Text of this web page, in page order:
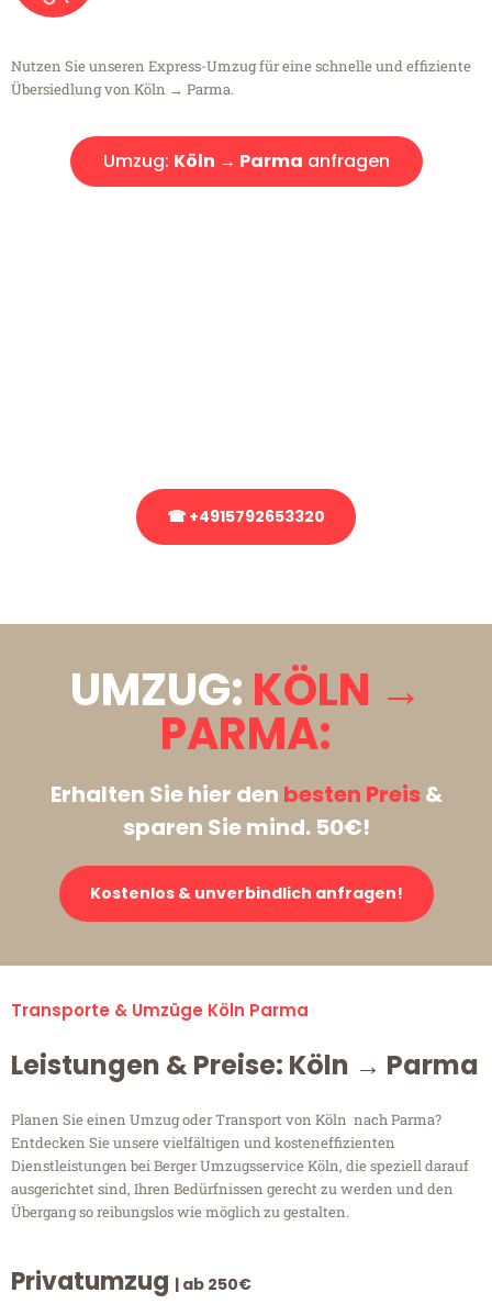
Nutzen Sie unseren Express-Umzug für eine schnelle und effiziente
Übersiedlung von Köln → Parma.
Umzug: Köln → Parma anfragen
☎ +4915792653320
UMZUG: KÖLN →
PARMA:
Erhalten Sie hier den besten Preis&
sparen Sie mind. 50€!
Kostenlos & unverbindlich anfragen!
Transporte & Umzüge Köln Parma
Leistungen & Preise: Köln → Parma
Planen Sie einen Umzug oder Transport von Köln nach Parma?
Entdecken Sie unsere vielfältigen und kosteneffizienten
Dienstleistungen bei Berger Umzugsservice Köln, die speziell darauf
ausgerichtet sind, Ihren Bedürfnissen gerecht zu werden und den
Übergang so reibungslos wie möglich zu gestalten.
Privatumzug | ab 250€